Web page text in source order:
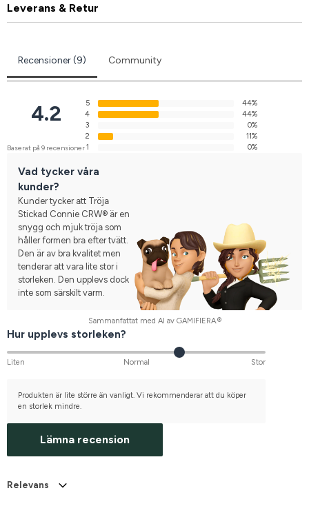
Leverans & Retur
Recensioner (9) Community
4.2
Baserat på 9 recensioner
5
44%
4
44%
3
0%
2
11%
1
0%
Vad tycker våra
kunder?
Kunder tycker att Tröja
Stickad Connie CRW® är en
snygg och mjuk tröja som
håller formen bra efter tvätt.
Den är av bra kvalitet men
tenderar att vara lite stor i
storleken. Den upplevs dock
inte som särskilt varm.
Sammanfattat med AI av GAMIFIERA.®
Hur upplevs storleken?
Liten Normal Stor
Produkten är lite större än vanligt. Vi rekommenderar att du köper
en storlek mindre.
Lämna recension
Relevans